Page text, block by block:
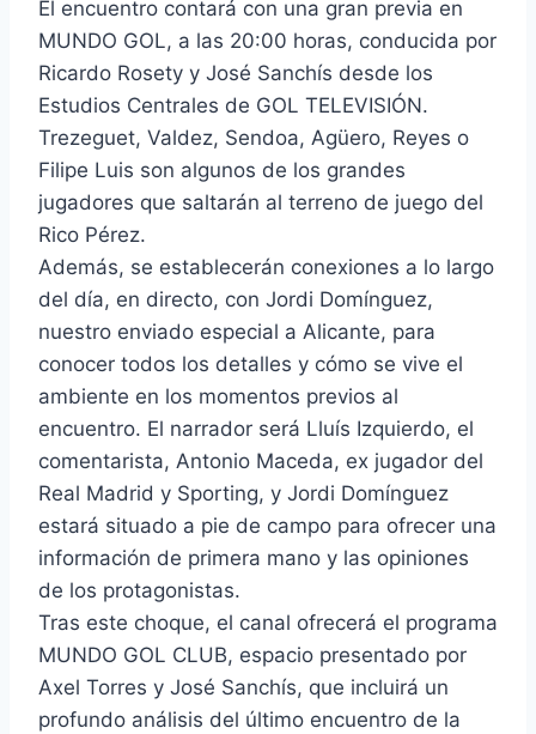
El encuentro contará con una gran previa en
MUNDO GOL, a las 20:00 horas, conducida por
Ricardo Rosety y José Sanchís desde los
Estudios Centrales de GOL TELEVISIÓN.
Trezeguet, Valdez, Sendoa, Agüero, Reyes o
Filipe Luis son algunos de los grandes
jugadores que saltarán al terreno de juego del
Rico Pérez.
Además, se establecerán conexiones a lo largo
del día, en directo, con Jordi Domínguez,
nuestro enviado especial a Alicante, para
conocer todos los detalles y cómo se vive el
ambiente en los momentos previos al
encuentro. El narrador será Lluís Izquierdo, el
comentarista, Antonio Maceda, ex jugador del
Real Madrid y Sporting, y Jordi Domínguez
estará situado a pie de campo para ofrecer una
información de primera mano y las opiniones
de los protagonistas.
Tras este choque, el canal ofrecerá el programa
MUNDO GOL CLUB, espacio presentado por
Axel Torres y José Sanchís, que incluirá un
profundo análisis del último encuentro de la